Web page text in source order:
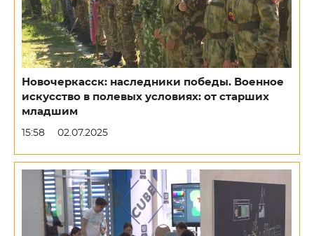
Новочеркасск: наследники победы. Военное
искусство в полевых условиях: от старших
младшим
15:58 02.07.2025